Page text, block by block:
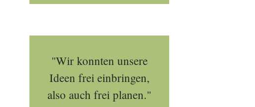
"Wir konnten unsere
Ideen frei einbringen,
also auch frei planen."